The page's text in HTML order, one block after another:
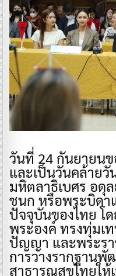
วันที่ 24 กันยายน
และเป็นวันคล้ายวั
มหิตลาธิเบศร อดุ
ชนก หรือพระบิด
ปัจจุบันของไทย โ
พระองค์ ทรงทุ่มเ
ปัญญา และพระร
การวางรากฐาน
สาธารณสุขไทยให้